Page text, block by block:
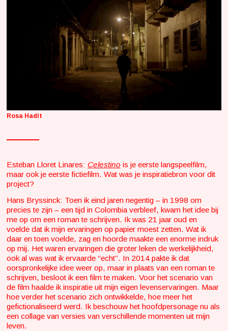
Rosa Hadit
Esteban Lloret Linares: Celestino is je eerste langspeelfilm,
maar ook je eerste fictiefilm. Wat was je inspiratiebron voor dit
project?
Hans Bryssinck: Toen ik eind jaren negentig – in 1998 om
precies te zijn – een tijd in Colombia verbleef, kwam het idee bij
me op om een roman te schrijven. Ik was 21 jaar oud en
voelde dat ik mijn ervaringen op papier moest zetten. Wat ik
daar en toen voelde, zag en hoorde maakte een enorme indruk
op mij. Het waren ervaringen die groter leken de werkelijkheid,
ook al was wat ik ervaarde “echt”. In 2014 pakte ik dat
oorspronkelijke idee weer op, maar in plaats van een roman te
schrijven, besloot ik een film te maken. Voor het scenario van
de film haalde ik inspiratie uit mijn eigen levenservaringen. Maar
hoe verder het scenario zich ontwikkelde, hoe meer het
gefictionaliseerd werd. Ik beschouw het hoofdpersonage nu als
een collage van versies van verschillende momenten uit mijn
leven.